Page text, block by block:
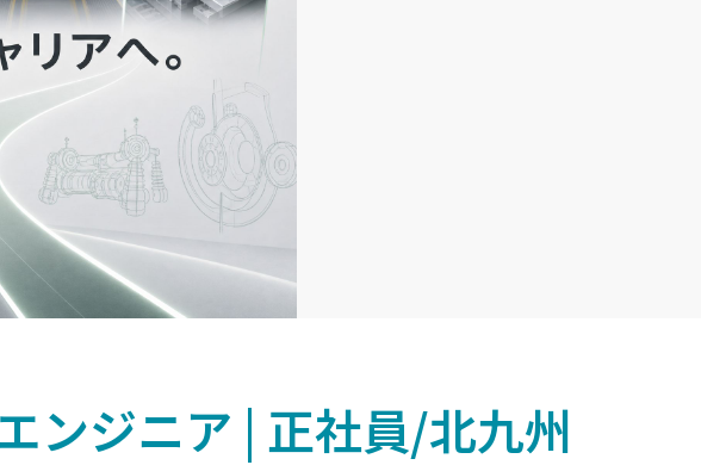
ンジニア | 正社員/北九州